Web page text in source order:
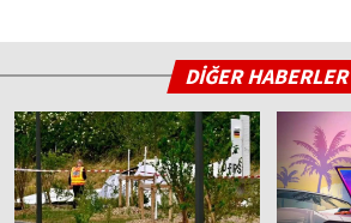
DİĞER HABERLER